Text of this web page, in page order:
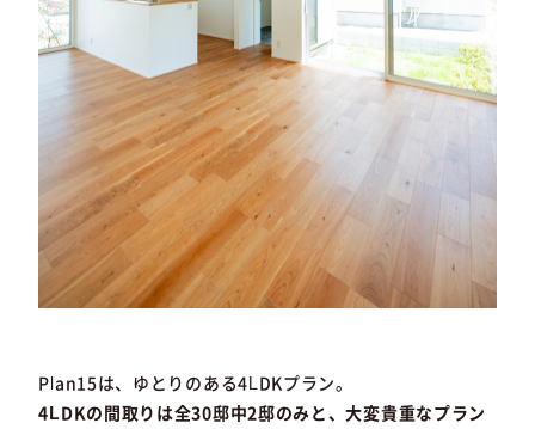
Plan15は、ゆとりのある4LDKプラン。
4LDKの間取りは全30邸中2邸のみと、大変貴重なプラン